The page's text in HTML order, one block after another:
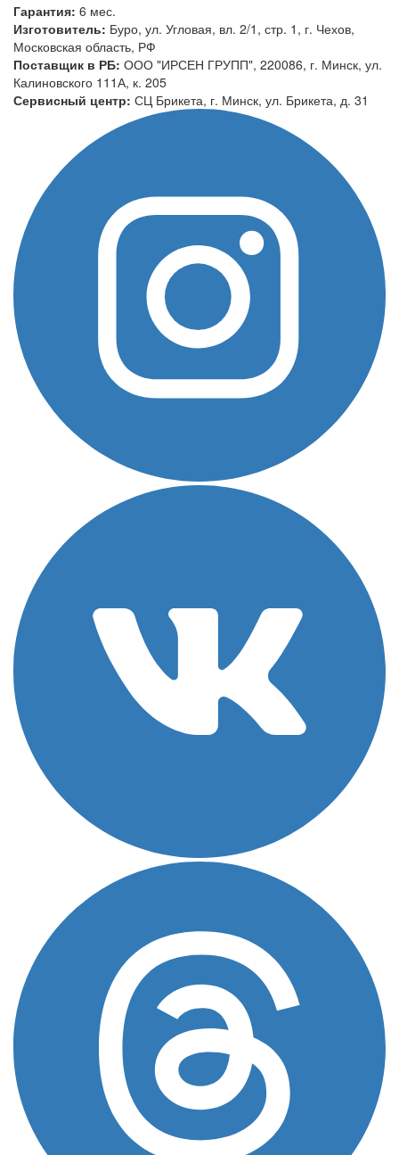
Гарантия: 6 мес.
Изготовитель: Буро, ул. Угловая, вл. 2/1, стр. 1, г. Чехов,
Московская область, РФ
Поставщик в РБ: ООО "ИРСЕН ГРУПП", 220086, г. Минск, ул.
Калиновского 111А, к. 205
Сервисный центр: СЦ Брикета, г. Минск, ул. Брикета, д. 31